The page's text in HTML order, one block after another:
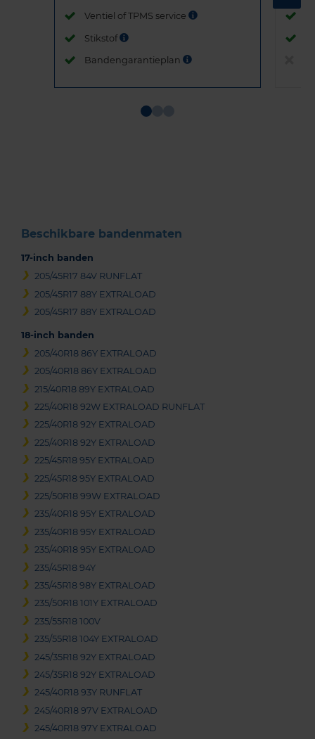
Ventiel of TPMS service
Stikstof
Bandengarantieplan
Beschikbare bandenmaten
17-inch banden
205/45R17 84V RUNFLAT
205/45R17 88Y EXTRALOAD
205/45R17 88Y EXTRALOAD
18-inch banden
205/40R18 86Y EXTRALOAD
205/40R18 86Y EXTRALOAD
215/40R18 89Y EXTRALOAD
225/40R18 92W EXTRALOAD RUNFLAT
225/40R18 92Y EXTRALOAD
225/40R18 92Y EXTRALOAD
225/45R18 95Y EXTRALOAD
225/45R18 95Y EXTRALOAD
225/50R18 99W EXTRALOAD
235/40R18 95Y EXTRALOAD
235/40R18 95Y EXTRALOAD
235/40R18 95Y EXTRALOAD
235/45R18 94Y
235/45R18 98Y EXTRALOAD
235/50R18 101Y EXTRALOAD
235/55R18 100V
235/55R18 104Y EXTRALOAD
245/35R18 92Y EXTRALOAD
245/35R18 92Y EXTRALOAD
245/40R18 93Y RUNFLAT
245/40R18 97V EXTRALOAD
245/40R18 97Y EXTRALOAD